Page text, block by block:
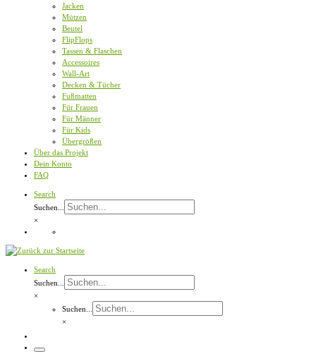
Jacken
Mützen
Beutel
FlipFlops
Tassen & Flaschen
Accessoires
Wall-Art
Decken & Tücher
Fußmatten
Für Frauen
Für Männer
Für Kids
Übergrößen
Über das Projekt
Dein Konto
FAQ
Search
Suchen...
×
Search
Suchen...
×
Suchen...
×
Menü